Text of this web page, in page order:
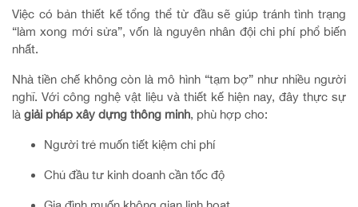
Việc có bản thiết kế tổng thể từ đầu sẽ giúp tránh tình trạng
“làm xong mới sửa”, vốn là nguyên nhân đội chi phí phổ biến
nhất.
Nhà tiền chế không còn là mô hình “tạm bợ” như nhiều người
nghĩ. Với công nghệ vật liệu và thiết kế hiện nay, đây thực sự
là giải pháp xây dựng thông minh, phù hợp cho:
Người trẻ muốn tiết kiệm chi phí
Chủ đầu tư kinh doanh cần tốc độ